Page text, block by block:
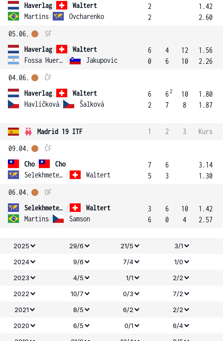
Haverlag/
Waltert
Martins/ Ovcharenko
2
2
1.42
2.60
05.06.
Haverlag/
Waltert
Fossa Huergo / Jakupovic
SF
6
0
4
6
12
10
1.56
2.26
04.06.
Haverlag/
Waltert
Havlíčková/ Šalková
ČF
6
2
62
7
10
8
1.80
1.87
Madrid 19 ITF 1 2 3
Kurs
09.04.
Cho/
Cho
Selekhmeteva / Waltert
ČF
7
5
6
3
3.14
1.30
06.04.
Selekhmeteva /
Waltert
Martins/ Samson
OF
3
6
6
0
10
4
1.42
2.57
2025 29/6 21/5
3/1
2024
9/6 7/4
1/0
2023
4/5 1/1
2/2
2022
10/7 0/3
7/2
2021
8/5 6/2
2/2
2020
6/5 0/1
6/4